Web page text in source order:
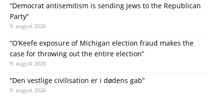
“Democrat antisemitism is sending Jews to the Republican
Party”
9. august 2026
“O’Keefe exposure of Michigan election fraud makes the
case for throwing out the entire election”
9. august 2026
“Den vestlige civilisation er i dødens gab”
9. august 2026